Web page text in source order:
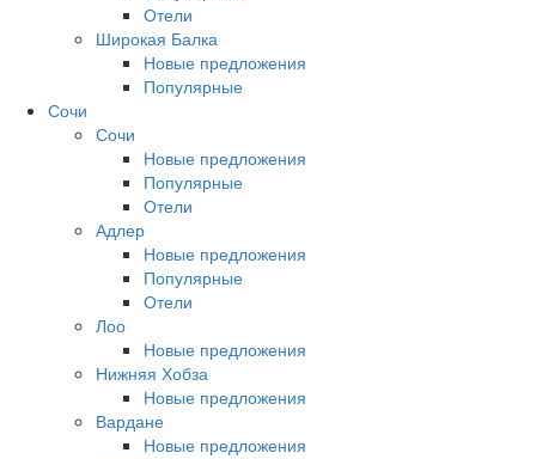
Отели
Широкая Балка
Новые предложения
Популярные
Сочи
Сочи
Новые предложения
Популярные
Отели
Адлер
Новые предложения
Популярные
Отели
Лоо
Новые предложения
Нижняя Хобза
Новые предложения
Вардане
Новые предложения